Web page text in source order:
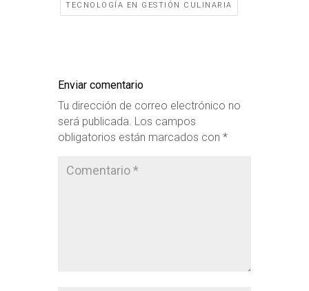
TECNOLOGÍA EN GESTIÓN CULINARIA
Enviar comentario
Tu dirección de correo electrónico no
será publicada. Los campos
obligatorios están marcados con *